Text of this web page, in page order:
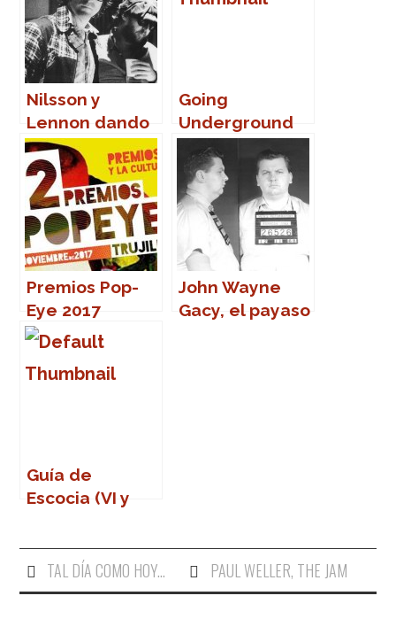
Nilsson y
Lennon dando
la nota
Going
Underground
Premios Pop-
Eye 2017
John Wayne
Gacy, el payaso
Guía de
Escocia (VI y
TAL DÍA COMO HOY... PAUL WELLER, THE JAM